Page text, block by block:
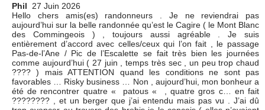
Phil
27 Juin 2026
Hello chers amis(es) randonneurs . Je ne reviendrai pas
aujourd’hui sur la belle randonnée qu’est le Cagire ( le Mont Blanc
des Commingeois ) , toujours aussi agréable . Je suis
entièrement d’accord avec celles/ceux qui l’on fait , le passage
Pas-de-l’Ane / Pic de l’Escalette se fait très bien les journées
comme aujourd’hui ( 27 juin , temps très sec , un peu trop chaud
???? ) mais ATTENTION quand les conditions ne sont pas
favorables … Risky business … Non , aujourd’hui, mon bonheur a
été de rencontrer quatre « patous « , quatre gros c… en fait
???????? , et un berger que j’ai entendu mais pas vu . J’ai dû